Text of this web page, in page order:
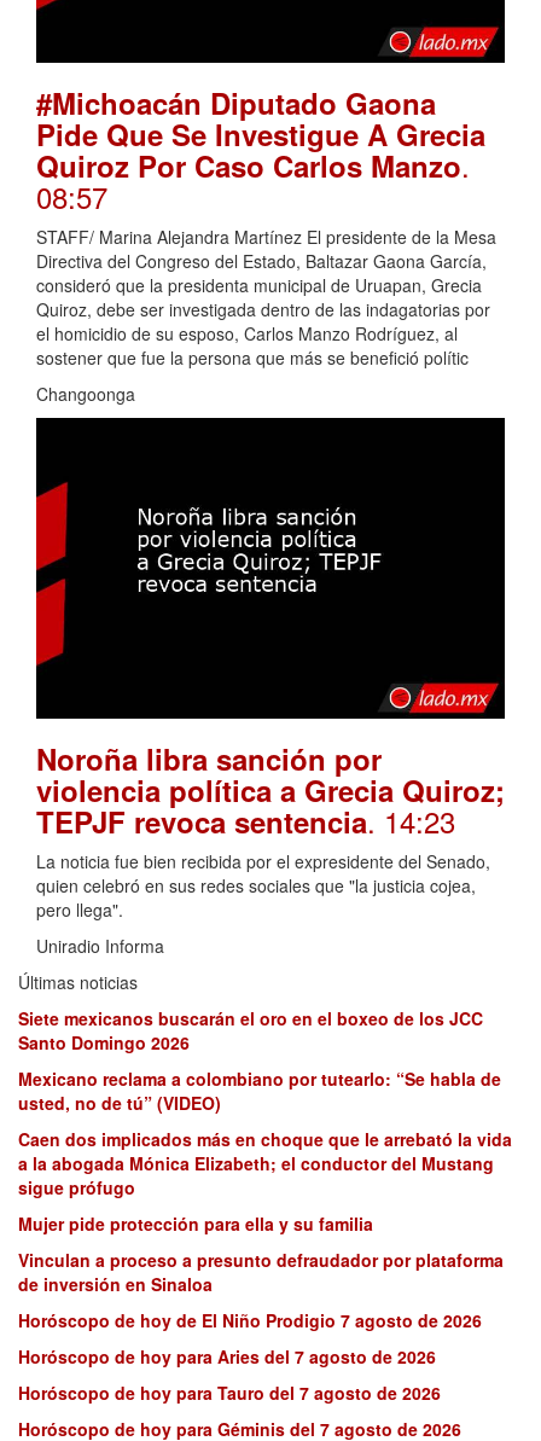
#Michoacán Diputado Gaona
Pide Que Se Investigue A Grecia
Quiroz Por Caso Carlos Manzo.
08:57
STAFF/ Marina Alejandra Martínez El presidente de la Mesa
Directiva del Congreso del Estado, Baltazar Gaona García,
consideró que la presidenta municipal de Uruapan, Grecia
Quiroz, debe ser investigada dentro de las indagatorias por
el homicidio de su esposo, Carlos Manzo Rodríguez, al
sostener que fue la persona que más se benefició polític
Changoonga
Noroña libra sanción por
violencia política a Grecia Quiroz;
TEPJF revoca sentencia. 14:23
La noticia fue bien recibida por el expresidente del Senado,
quien celebró en sus redes sociales que "la justicia cojea,
pero llega".
Uniradio Informa
Últimas noticias
Siete mexicanos buscarán el oro en el boxeo de los JCC
Santo Domingo 2026
Mexicano reclama a colombiano por tutearlo: “Se habla de
usted, no de tú” (VIDEO)
Caen dos implicados más en choque que le arrebató la vida
a la abogada Mónica Elizabeth; el conductor del Mustang
sigue prófugo
Mujer pide protección para ella y su familia
Vinculan a proceso a presunto defraudador por plataforma
de inversión en Sinaloa
Horóscopo de hoy de El Niño Prodigio 7 agosto de 2026
Horóscopo de hoy para Aries del 7 agosto de 2026
Horóscopo de hoy para Tauro del 7 agosto de 2026
Horóscopo de hoy para Géminis del 7 agosto de 2026